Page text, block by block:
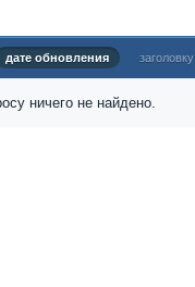
дате обновления заголовку
ничего не найдено.